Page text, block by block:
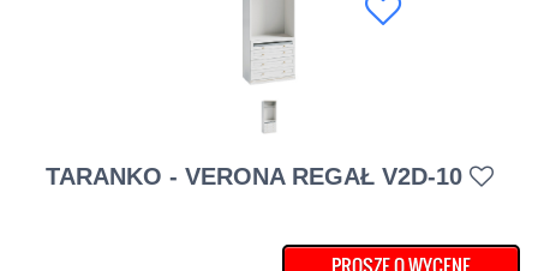
TARANKO - VERONA REGAŁ V2D-10